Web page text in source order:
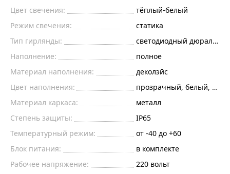
Цвет свечения:
тёплый-белый
Режим свечения:
статика
Тип гирлянды:
светодиодный дюралайт
Наполнение:
полное
Материал наполнения:
деколэйс
Цвет наполнения:
прозрачный, белый,
Материал каркаса:
металл
Степень защиты:
IP65
Температурный режим:
от -40 до +60
Блок питания:
в комплекте
Рабочее напряжение:
220 вольт